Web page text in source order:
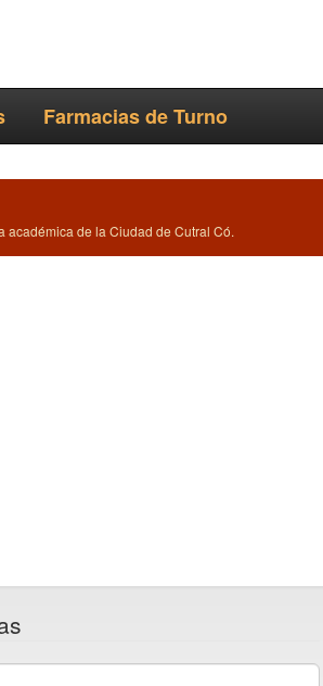
Farmacias de Turno
académica de la Ciudad de Cutral Có.